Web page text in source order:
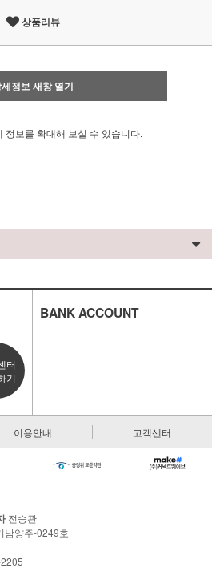
상품리뷰
정보 새창 열기
정보를 확대해 보실 수 있습니다.
터
기
BANK ACCOUNT
이용안내 고객센터
전승관
남양주-0249호